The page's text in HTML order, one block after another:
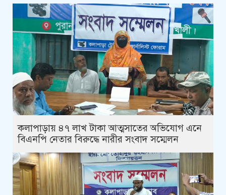
কলাপাড়ায় ৪৭ লাখ টাকা আত্মসাতের অভিযোগ এনে
বিএনপি নেতার বিরুদ্ধে নারীর সংবাদ সম্মেলন